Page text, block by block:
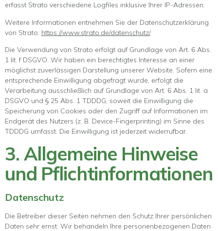
erfasst Strato verschiedene Logfiles inklusive Ihrer IP-Adressen.
Weitere Informationen entnehmen Sie der Datenschutzerklärung
von Strato: https://www.strato.de/datenschutz/.
Die Verwendung von Strato erfolgt auf Grundlage von Art. 6 Abs.
1 lit. f DSGVO. Wir haben ein berechtigtes Interesse an einer
möglichst zuverlässigen Darstellung unserer Website. Sofern eine
entsprechende Einwilligung abgefragt wurde, erfolgt die
Verarbeitung ausschließlich auf Grundlage von Art. 6 Abs. 1 lit. a
DSGVO und § 25 Abs. 1 TDDDG, soweit die Einwilligung die
Speicherung von Cookies oder den Zugriff auf Informationen im
Endgerät des Nutzers (z. B. Device-Fingerprinting) im Sinne des
TDDDG umfasst. Die Einwilligung ist jederzeit widerrufbar.
3. Allgemeine Hinweise
und Pflicht­informationen
Datenschutz
Die Betreiber dieser Seiten nehmen den Schutz Ihrer persönlichen
Daten sehr ernst. Wir behandeln Ihre personenbezogenen Daten